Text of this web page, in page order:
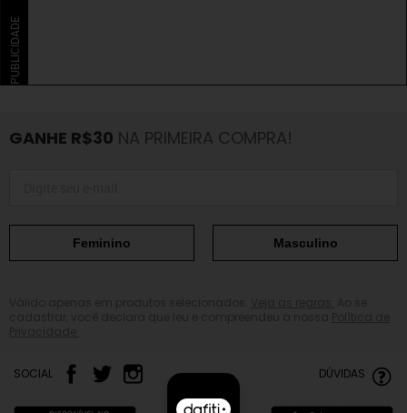
PUBLICIDADE
GANHE R$30 NA PRIMEIRA COMPRA!
Feminino Masculino
SOCIAL DÚVIDAS